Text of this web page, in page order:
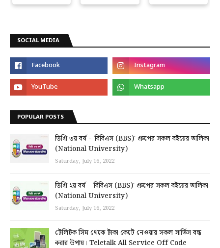
SOCIAL MEDIA
POPULAR POSTS
ডিগ্রি ৩য় বর্ষ - 'বিবিএস (BBS)' গ্রুপের সকল বইয়ের তালিকা
(National University)
Saturday, July 16, 2022
ডিগ্রি ২য় বর্ষ - 'বিবিএস (BBS)' গ্রুপের সকল বইয়ের তালিকা
(National University)
Saturday, July 16, 2022
টেলিটক সিম থেকে টাকা কেটে নেওয়ার সকল সার্ভিস বন্ধ
করার উপায়। Teletalk All Service Off Code